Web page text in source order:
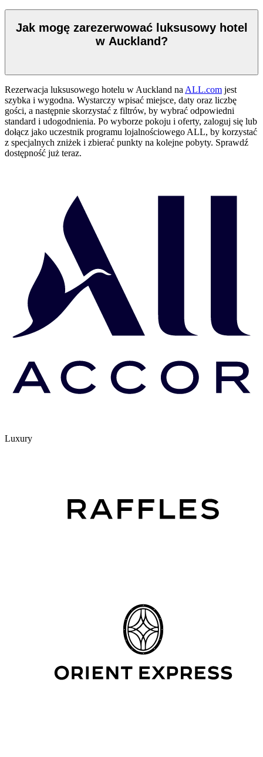
Jak mogę zarezerwować luksusowy hotel
w Auckland?
Rezerwacja luksusowego hotelu w Auckland na ALL.com jest
szybka i wygodna. Wystarczy wpisać miejsce, daty oraz liczbę
gości, a następnie skorzystać z filtrów, by wybrać odpowiedni
standard i udogodnienia. Po wyborze pokoju i oferty, zaloguj się lub
dołącz jako uczestnik programu lojalnościowego ALL, by korzystać
z specjalnych zniżek i zbierać punkty na kolejne pobyty. Sprawdź
dostępność już teraz.
Luxury